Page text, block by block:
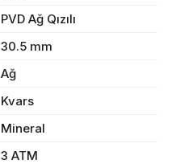
PVD Ağ Qızılı
30.5 mm
Ağ
Kvars
Mineral
3 ATM